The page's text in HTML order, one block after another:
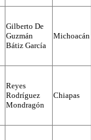
Gilberto De
Guzmán
Bátiz García
Michoacán
Reyes
Rodríguez
Mondragón
Chiapas